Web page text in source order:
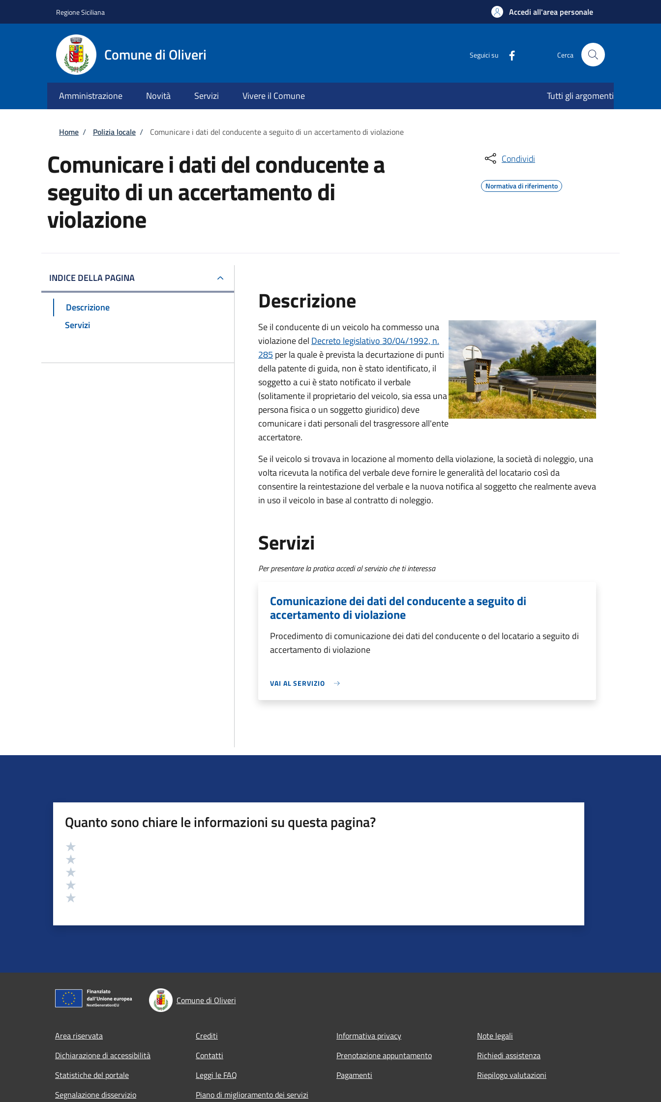
Regione Siciliana Accedi all'area personale
Comune di Oliveri Seguici su Cerca
Amministrazione Novità Servizi Vivere il Comune Tutti gli argomenti
Briciole di pane
Home / Polizia locale / Comunicare i dati del conducente a seguito di un accertamento di violazione
Comunicare i dati del conducente a
seguito di un accertamento di
violazione
Condividi
Normativa di riferimento
INDICE DELLA PAGINA
Descrizione
Servizi
Descrizione
Se il conducente di un veicolo ha commesso una
violazione del Decreto legislativo 30/04/1992, n.
285 per la quale è prevista la decurtazione di punti
della patente di guida, non è stato identificato, il
soggetto a cui è stato notificato il verbale
(solitamente il proprietario del veicolo, sia essa una
persona fisica o un soggetto giuridico) deve
comunicare i dati personali del trasgressore all'ente
accertatore.
Se il veicolo si trovava in locazione al momento della violazione, la società di noleggio, una
volta ricevuta la notifica del verbale deve fornire le generalità del locatario così da
consentire la reintestazione del verbale e la nuova notifica al soggetto che realmente aveva
in uso il veicolo in base al contratto di noleggio.
Servizi
Per presentare la pratica accedi al servizio che ti interessa
Comunicazione dei dati del conducente a seguito di
accertamento di violazione
Procedimento di comunicazione dei dati del conducente o del locatario a seguito di
accertamento di violazione
VAI AL SERVIZIO
Quanto sono chiare le informazioni su questa pagina?
Valutazione
Comune di Oliveri
Footer menu
Area riservata Crediti Informativa privacy
Note legali
Dichiarazione di accessibilità
Contatti Prenotazione appuntamento
Richiedi assistenza
Statistiche del portale
Leggi le FAQ Pagamenti
Riepilogo valutazioni
Segnalazione disservizio
Piano di miglioramento dei servizi